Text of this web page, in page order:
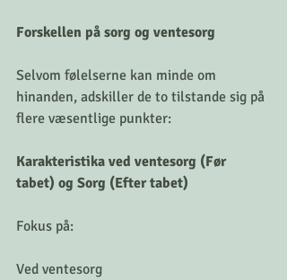
Forskellen på sorg og ventesorg
Selvom følelserne kan minde om
hinanden, adskiller de to tilstande sig på
flere væsentlige punkter:
Karakteristika ved ventesorg (Før
tabet) og Sorg (Efter tabet)
Fokus på:
Ved ventesorg